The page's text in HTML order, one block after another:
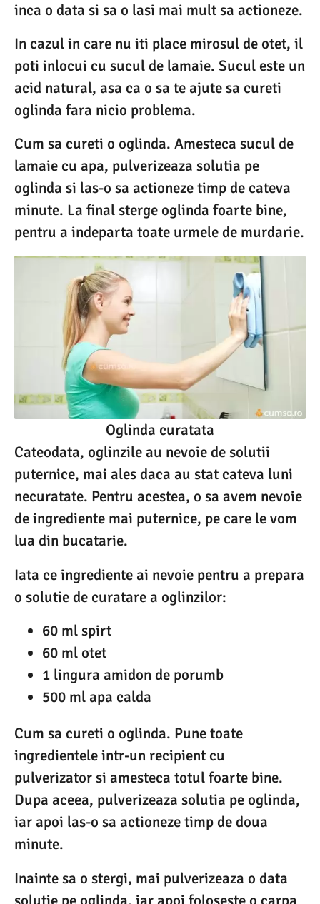
inca o data si sa o lasi mai mult sa actioneze.
In cazul in care nu iti place mirosul de otet, il
poti inlocui cu sucul de lamaie. Sucul este un
acid natural, asa ca o sa te ajute sa cureti
oglinda fara nicio problema.
Cum sa cureti o oglinda. Amesteca sucul de
lamaie cu apa, pulverizeaza solutia pe
oglinda si las-o sa actioneze timp de cateva
minute. La final sterge oglinda foarte bine,
pentru a indeparta toate urmele de murdarie.
Oglinda curatata
Cateodata, oglinzile au nevoie de solutii
puternice, mai ales daca au stat cateva luni
necuratate. Pentru acestea, o sa avem nevoie
de ingrediente mai puternice, pe care le vom
lua din bucatarie.
Iata ce ingrediente ai nevoie pentru a prepara
o solutie de curatare a oglinzilor:
60 ml spirt
60 ml otet
1 lingura amidon de porumb
500 ml apa calda
Cum sa cureti o oglinda. Pune toate
ingredientele intr-un recipient cu
pulverizator si amesteca totul foarte bine.
Dupa aceea, pulverizeaza solutia pe oglinda,
iar apoi las-o sa actioneze timp de doua
minute.
Inainte sa o stergi, mai pulverizeaza o data
solutie pe oglinda, iar apoi foloseste o carpa